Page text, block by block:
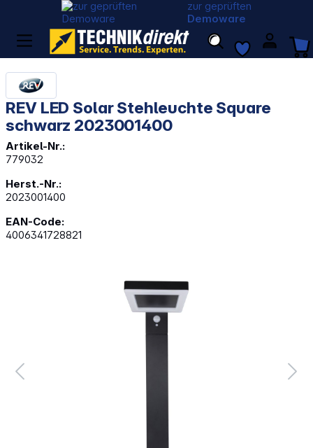
zur geprüften
Demoware
REV LED Solar Stehleuchte Square
schwarz 2023001400
Artikel-Nr.:
779032
Herst.-Nr.:
2023001400
EAN-Code:
4006341728821
Bildergalerie überspringen